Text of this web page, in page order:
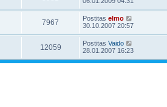
7967 Postitas elmo
30.10.2007 20:57
12059 Postitas Vaido
28.01.2007 16:23